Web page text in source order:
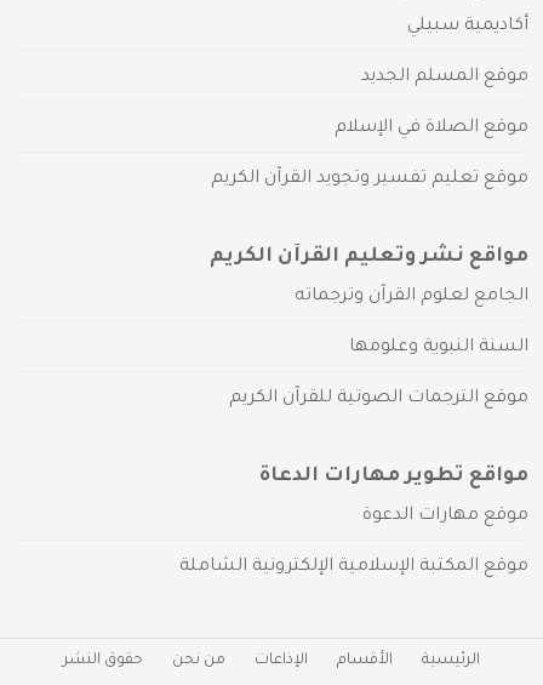
أكاديمية سبيلي
موقع المسلم الجديد
موقع الصلاة في الإسلام
موقع تعليم تفسير وتجويد القرآن الكريم
مواقع نشر وتعليم القرآن الكريم
الجامع لعلوم القرآن وترجماته
السنة النبوية وعلومها
موقع الترجمات الصوتية للقرآن الكريم
مواقع تطوير مهارات الدعاة
موقع مهارات الدعوة
موقع المكتبة الإسلامية الإلكترونية الشاملة
الرئيسية الأقسام الإذاعات من نحن حقوق النشر